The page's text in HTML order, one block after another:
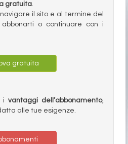
gratuita.
il sito e al termine del
o continuare con i
gratuita
ivantaggi dell’abbonamento,
alle tue esigenze.